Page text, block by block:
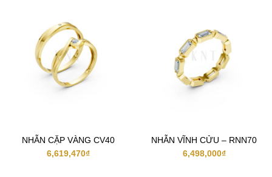
NHẪN CẶP VÀNG CV40
6,619,470₫
NHẪN VĨNH CỬU – RNN70
6,498,000₫